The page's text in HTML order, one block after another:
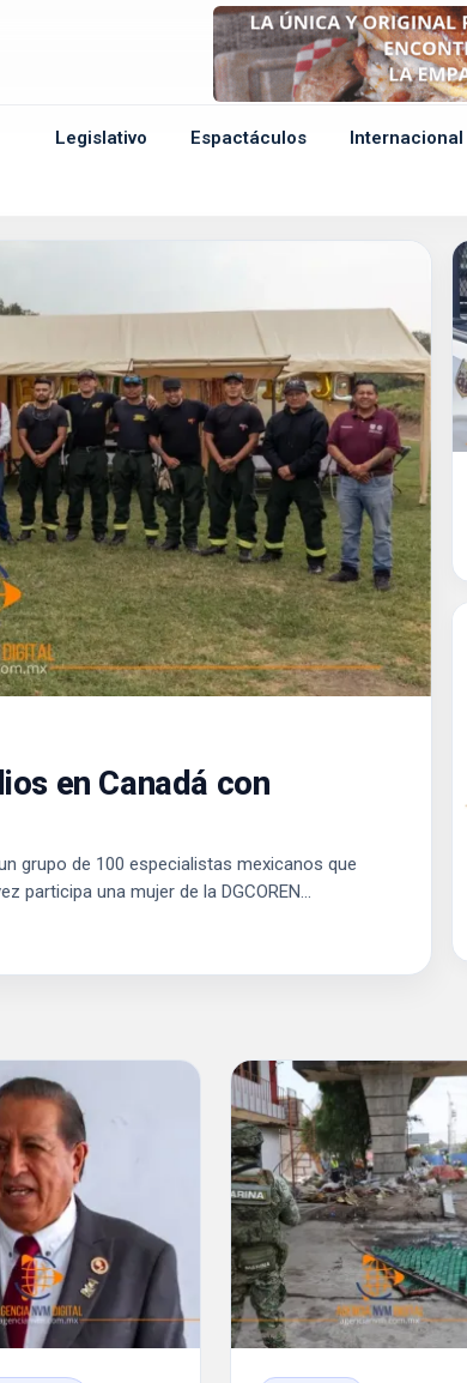
Legislativo Espactáculos Internacional
en Canadá con
grupo de 100 especialistas mexicanos que
participa una mujer de la DGCOREN...